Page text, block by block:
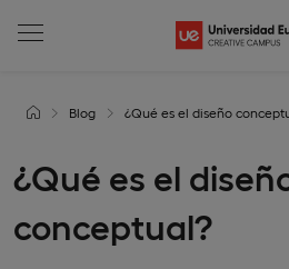
Blog ¿Qué es el diseño
¿Qué es el
conceptual?